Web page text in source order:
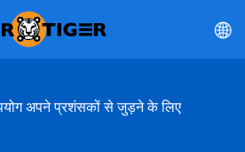
अपने प्रशंसकों से जुड़ने के लिए